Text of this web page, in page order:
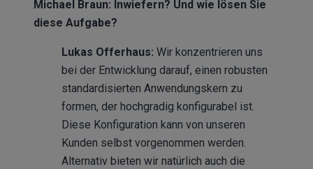
Michael Braun: Inwiefern? Und wie lösen Sie
diese Aufgabe?
Lukas Offerhaus: Wir konzentrieren uns
bei der Entwicklung darauf, einen robusten
standardisierten Anwendungskern zu
formen, der hochgradig konfigurabel ist.
Diese Konfiguration kann von unseren
Kunden selbst vorgenommen werden.
Alternativ bieten wir natürlich auch die